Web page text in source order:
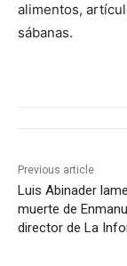
alimentos,
sábanas.
Previous article
Luis Abinader
muerte de
director de La